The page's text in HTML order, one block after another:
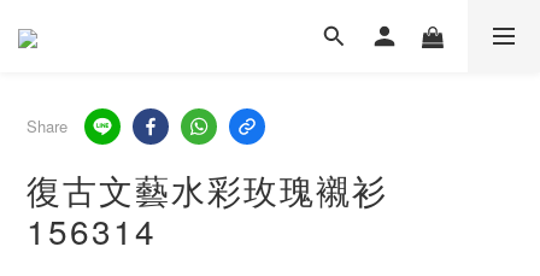
Share
復古文藝水彩玫瑰襯衫
156314